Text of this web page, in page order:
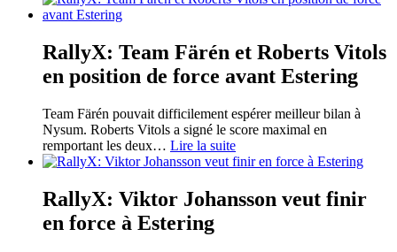
RallyX: Team Färén et Roberts Vitols
en position de force avant Estering
Team Färén pouvait difficilement espérer meilleur bilan à
Nysum. Roberts Vitols a signé le score maximal en
remportant les deux… Lire la suite
RallyX: Viktor Johansson veut finir
en force à Estering